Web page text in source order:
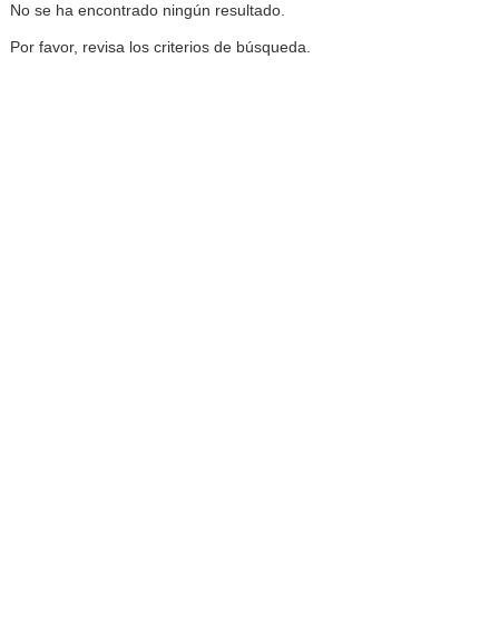
No se ha encontrado ningún resultado.
Por favor, revisa los criterios de búsqueda.